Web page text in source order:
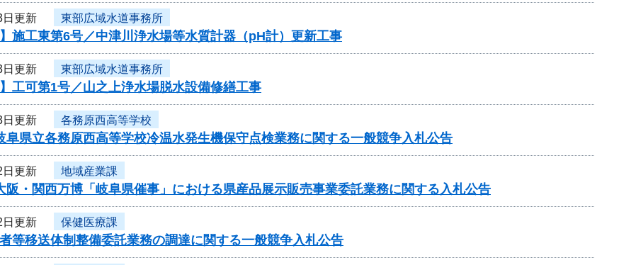
日更新 東部広域水道事務所
】施工東第6号／中津川浄水場等水質計器（pH計）更新工事
日更新 東部広域水道事務所
】工可第1号／山之上浄水場脱水設備修繕工事
日更新 各務原西高等学校
阜県立各務原西高等学校冷温水発生機保守点検業務に関する一般競争入札公告
日更新 地域産業課
阪・関西万博「岐阜県催事」における県産品展示販売事業委託業務に関する入札公告
日更新 保健医療課
等移送体制整備委託業務の調達に関する一般競争入札公告